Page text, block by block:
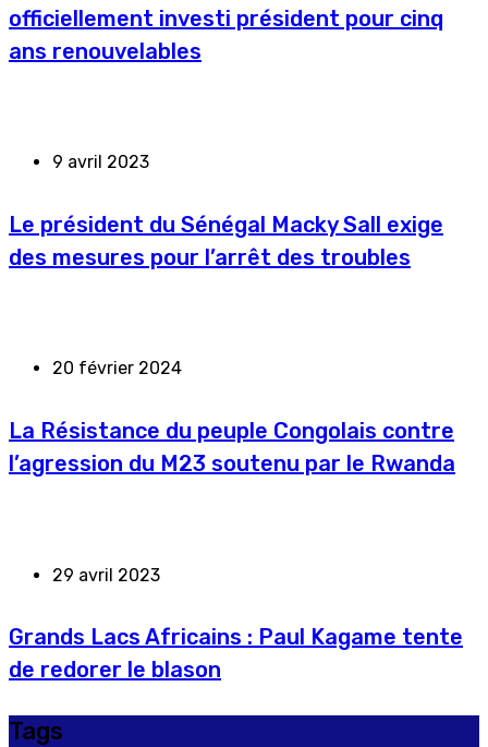
officiellement investi président pour cinq
ans renouvelables
9 avril 2023
Le président du Sénégal Macky Sall exige
des mesures pour l’arrêt des troubles
20 février 2024
La Résistance du peuple Congolais contre
l’agression du M23 soutenu par le Rwanda
29 avril 2023
Grands Lacs Africains : Paul Kagame tente
de redorer le blason
Tags